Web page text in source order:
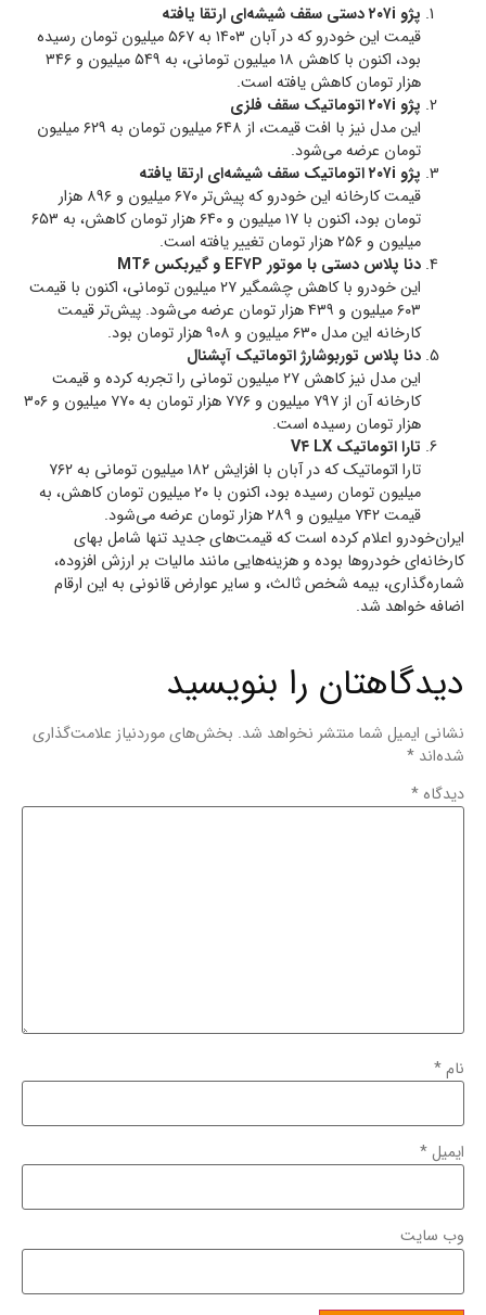
پژو ۲۰۷i دستی سقف شیشه‌ای ارتقا یافته
قیمت این خودرو که در آبان ۱۴۰۳ به ۵۶۷ میلیون تومان رسیده
بود، اکنون با کاهش ۱۸ میلیون تومانی، به ۵۴۹ میلیون و ۳۴۶
هزار تومان کاهش یافته است.
پژو ۲۰۷i اتوماتیک سقف فلزی
این مدل نیز با افت قیمت، از ۶۴۸ میلیون تومان به ۶۲۹ میلیون
تومان عرضه می‌شود.
پژو ۲۰۷i اتوماتیک سقف شیشه‌ای ارتقا یافته
قیمت کارخانه این خودرو که پیش‌تر ۶۷۰ میلیون و ۸۹۶ هزار
تومان بود، اکنون با ۱۷ میلیون و ۶۴۰ هزار تومان کاهش، به ۶۵۳
میلیون و ۲۵۶ هزار تومان تغییر یافته است.
دنا پلاس دستی با موتور EF۷P و گیربکس MT۶
این خودرو با کاهش چشمگیر ۲۷ میلیون تومانی، اکنون با قیمت
۶۰۳ میلیون و ۴۳۹ هزار تومان عرضه می‌شود. پیش‌تر قیمت
کارخانه این مدل ۶۳۰ میلیون و ۹۰۸ هزار تومان بود.
دنا پلاس توربوشارژ اتوماتیک آپشنال
این مدل نیز کاهش ۲۷ میلیون تومانی را تجربه کرده و قیمت
کارخانه آن از ۷۹۷ میلیون و ۷۷۶ هزار تومان به ۷۷۰ میلیون و ۳۰۶
هزار تومان رسیده است.
تارا اتوماتیک V۴ LX
تارا اتوماتیک که در آبان با افزایش ۱۸۲ میلیون تومانی به ۷۶۲
میلیون تومان رسیده بود، اکنون با ۲۰ میلیون تومان کاهش، به
قیمت ۷۴۲ میلیون و ۲۸۹ هزار تومان عرضه می‌شود.
ایران‌خودرو اعلام کرده است که قیمت‌های جدید تنها شامل بهای
کارخانه‌ای خودروها بوده و هزینه‌هایی مانند مالیات بر ارزش افزوده،
شماره‌گذاری، بیمه شخص ثالث، و سایر عوارض قانونی به این ارقام
اضافه خواهد شد.
دیدگاهتان را بنویسید
نشانی ایمیل شما منتشر نخواهد شد. بخش‌های موردنیاز علامت‌گذاری
شده‌اند *
دیدگاه *
نام*
ایمیل*
وب‌ سایت